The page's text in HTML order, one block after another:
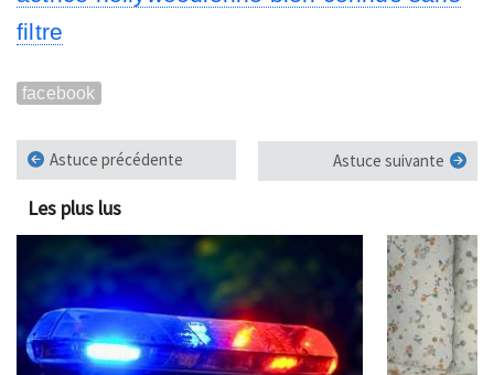
filtre
facebook
Astuce précédente Astuce suivante
Les plus lus